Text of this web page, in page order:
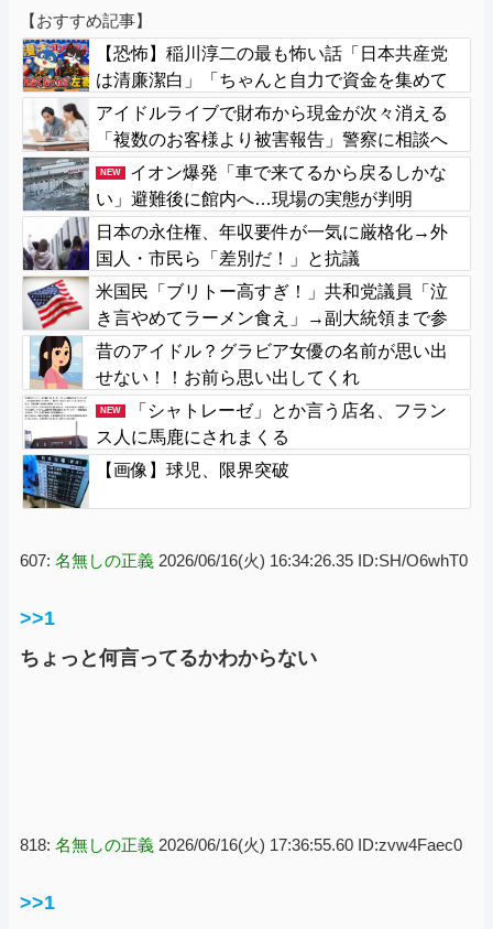
【おすすめ記事】
【恐怖】稲川淳二の最も怖い話「日本共産党
は清廉潔白」「ちゃんと自力で資金を集めて
活動してる」
アイドルライブで財布から現金が次々消える
「複数のお客様より被害報告」警察に相談へ
NEW
イオン爆発「車で来てるから戻るしかな
い」避難後に館内へ…現場の実態が判明
日本の永住権、年収要件が一気に厳格化→外
国人・市民ら「差別だ！」と抗議
米国民「ブリトー高すぎ！」共和党議員「泣
き言やめてラーメン食え」→副大統領まで参
戦ｗｗｗ
昔のアイドル？グラビア女優の名前が思い出
せない！！お前ら思い出してくれ
NEW
「シャトレーゼ」とか言う店名、フラン
ス人に馬鹿にされまくる
【画像】球児、限界突破
607: 名無しの正義 2026/06/16(火) 16:34:26.35 ID:SH/O6whT0
>>1
ちょっと何言ってるかわからない
818: 名無しの正義 2026/06/16(火) 17:36:55.60 ID:zvw4Faec0
>>1